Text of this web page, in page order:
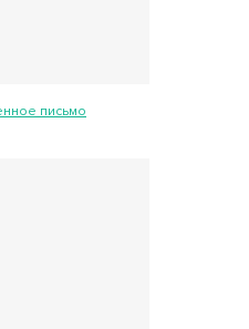
письмо